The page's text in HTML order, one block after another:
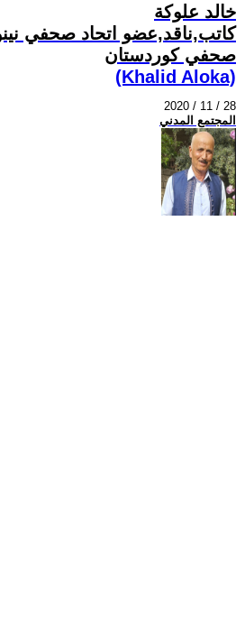
خالد علوكة
كاتب,ناقد,عضو اتحاد صحفي
صحفي كوردستان
(Khalid Aloka)
2020 / 11 / 28
المجتمع المدني